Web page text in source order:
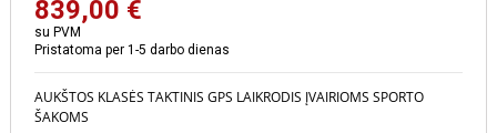
839,00 €
su PVM
Pristatoma per 1-5 darbo dienas
AUKŠTOS KLASĖS TAKTINIS GPS LAIKRODIS ĮVAIRIOMS SPORTO
ŠAKOMS